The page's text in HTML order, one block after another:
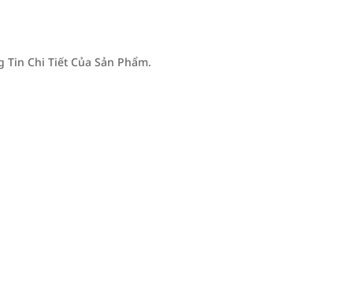
Chi Tiết Của Sản Phẩm.